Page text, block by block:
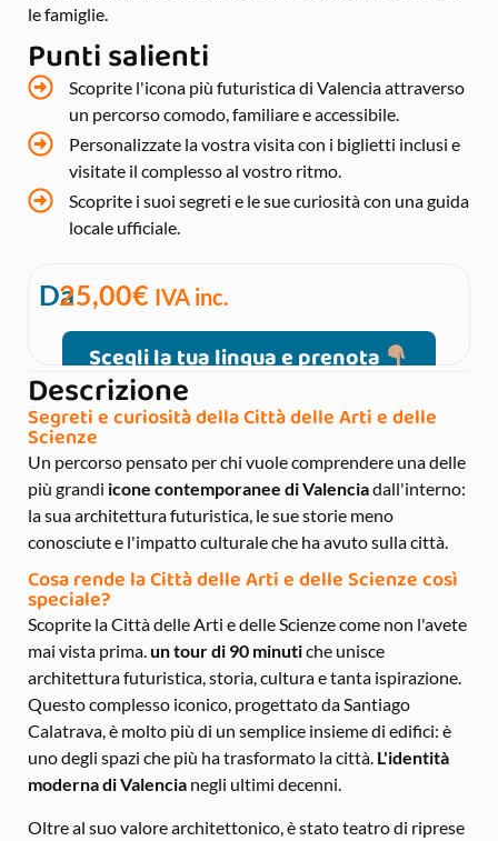
le famiglie.
Punti salienti
Scoprite l'icona più futuristica di Valencia attraverso
un percorso comodo, familiare e accessibile.
Personalizzate la vostra visita con i biglietti inclusi e
visitate il complesso al vostro ritmo.
Scoprite i suoi segreti e le sue curiosità con una guida
locale ufficiale.
Da25,00€ IVA inc.
Scegli la tua lingua e prenota
Descrizione
Segreti e curiosità della Città delle Arti e delle
Scienze
Un percorso pensato per chi vuole comprendere una delle
più grandi icone contemporanee di Valenciadall'interno:
la sua architettura futuristica, le sue storie meno
conosciute e l'impatto culturale che ha avuto sulla città.
Cosa rende la Città delle Arti e delle Scienze così
speciale?
Scoprite la Città delle Arti e delle Scienze come non l'avete
mai vista prima.un tour di 90 minutiche unisce
architettura futuristica, storia, cultura e tanta ispirazione.
Questo complesso iconico, progettato da Santiago
Calatrava, è molto più di un semplice insieme di edifici: è
uno degli spazi che più ha trasformato la città. L'identità
moderna di Valencia negli ultimi decenni.
Oltre al suo valore architettonico, è stato teatro di riprese